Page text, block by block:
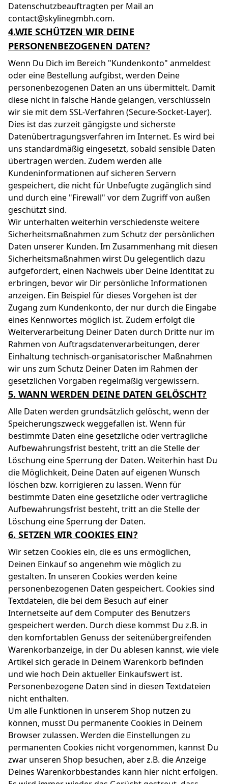
Datenschutzbeauftragten per Mail an
contact@skylinegmbh.com.
4.WIE SCHÜTZEN WIR DEINE
PERSONENBEZOGENEN DATEN?
Wenn Du Dich im Bereich "Kundenkonto" anmeldest
oder eine Bestellung aufgibst, werden Deine
personenbezogenen Daten an uns übermittelt. Damit
diese nicht in falsche Hände gelangen, verschlüsseln
wir sie mit dem SSL-Verfahren (Secure-Socket-Layer).
Dies ist das zurzeit gängigste und sicherste
Datenübertragungsverfahren im Internet. Es wird bei
uns standardmäßig eingesetzt, sobald sensible Daten
übertragen werden. Zudem werden alle
Kundeninformationen auf sicheren Servern
gespeichert, die nicht für Unbefugte zugänglich sind
und durch eine "Firewall" vor dem Zugriff von außen
geschützt sind.
Wir unterhalten weiterhin verschiedenste weitere
Sicherheitsmaßnahmen zum Schutz der persönlichen
Daten unserer Kunden. Im Zusammenhang mit diesen
Sicherheitsmaßnahmen wirst Du gelegentlich dazu
aufgefordert, einen Nachweis über Deine Identität zu
erbringen, bevor wir Dir persönliche Informationen
anzeigen. Ein Beispiel für dieses Vorgehen ist der
Zugang zum Kundenkonto, der nur durch die Eingabe
eines Kennwortes möglich ist. Zudem erfolgt die
Weiterverarbeitung Deiner Daten durch Dritte nur im
Rahmen von Auftragsdatenverarbeitungen, derer
Einhaltung technisch-organisatorischer Maßnahmen
wir uns zum Schutz Deiner Daten im Rahmen der
gesetzlichen Vorgaben regelmäßig vergewissern.
5. WANN WERDEN DEINE DATEN GELÖSCHT?
Alle Daten werden grundsätzlich gelöscht, wenn der
Speicherungszweck weggefallen ist. Wenn für
bestimmte Daten eine gesetzliche oder vertragliche
Aufbewahrungsfrist besteht, tritt an die Stelle der
Löschung eine Sperrung der Daten. Weiterhin hast Du
die Möglichkeit, Deine Daten auf eigenen Wunsch
löschen bzw. korrigieren zu lassen. Wenn für
bestimmte Daten eine gesetzliche oder vertragliche
Aufbewahrungsfrist besteht, tritt an die Stelle der
Löschung eine Sperrung der Daten.
6. SETZEN WIR COOKIES EIN?
Wir setzen Cookies ein, die es uns ermöglichen,
Deinen Einkauf so angenehm wie möglich zu
gestalten. In unseren Cookies werden keine
personenbezogenen Daten gespeichert. Cookies sind
Textdateien, die bei dem Besuch auf einer
Internetseite auf dem Computer des Benutzers
gespeichert werden. Durch diese kommst Du z.B. in
den komfortablen Genuss der seitenübergreifenden
Warenkorbanzeige, in der Du ablesen kannst, wie viele
Artikel sich gerade in Deinem Warenkorb befinden
und wie hoch Dein aktueller Einkaufswert ist.
Personenbezogene Daten sind in diesen Textdateien
nicht enthalten.
Um alle Funktionen in unserem Shop nutzen zu
können, musst Du permanente Cookies in Deinem
Browser zulassen. Werden die Einstellungen zu
permanenten Cookies nicht vorgenommen, kannst Du
zwar unseren Shop besuchen, aber z.B. die Anzeige
Deines Warenkorbbestandes kann hier nicht erfolgen.